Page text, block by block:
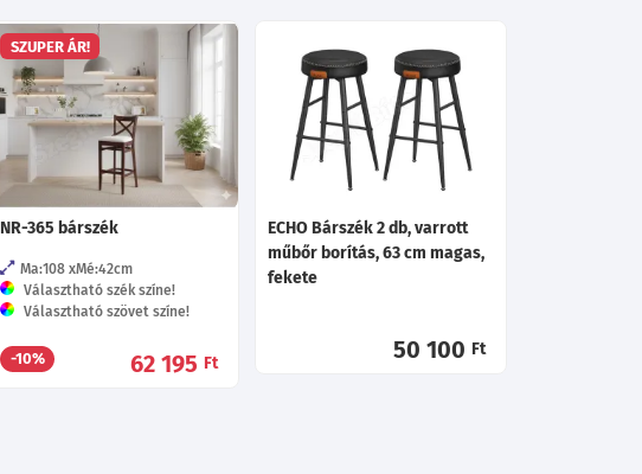
SZUPER ÁR!
NR-365 bárszék
Ma:108 Mé:42cm
Választható szék színe!
Választható szövet színe!
-10% 62 195 Ft
ECHO Bárszék 2 db, varrott
műbőr borítás, 63 cm magas,
fekete
50 100 Ft